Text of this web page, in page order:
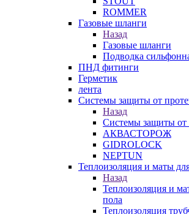
ROMMER
Газовые шланги
Назад
Газовые шланги
Подводка
ПНД фитинги
Герметик
лента
Системы защиты от
Назад
Системы защиты от
АКВАСТОРОЖ
GIDROLOCK
NEPTUN
Теплоизоляция и маты
Назад
Теплоизоляция и
пола
Теплоизоляция